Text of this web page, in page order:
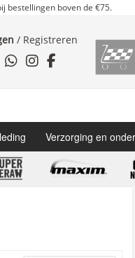
bestellingen boven de €75.
/ Registreren
Verzorging en